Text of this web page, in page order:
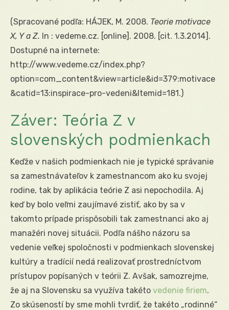
(Spracované podľa: HÁJEK, M. 2008. Teorie motivace
X, Y a Z. In : vedeme.cz. [online]. 2008. [cit. 1.3.2014].
Dostupné na internete:
http://www.vedeme.cz/index.php?
option=com_content&view=article&id=379:motivace
&catid=13:inspirace-pro-vedeni&Itemid=181.)
Záver: Teória Z v
slovenských podmienkach
Keďže v našich podmienkach nie je typické správanie
sa zamestnávateľov k zamestnancom ako ku svojej
rodine, tak by aplikácia teórie Z asi nepochodila. Aj
keď by bolo veľmi zaujímavé zistiť, ako by sa v
takomto prípade prispôsobili tak zamestnanci ako aj
manažéri novej situácii. Podľa nášho názoru sa
vedenie veľkej spoločnosti v podmienkach slovenskej
kultúry a tradícií nedá realizovať prostredníctvom
prístupov popísaných v teórii Z. Avšak, samozrejme,
že aj na Slovensku sa využíva takéto vedenie firiem.
Zo skúseností by sme mohli tvrdiť, že takéto „rodinné“